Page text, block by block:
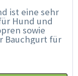
ist eine sehr
Hund und
sowie
Bauchgurt für